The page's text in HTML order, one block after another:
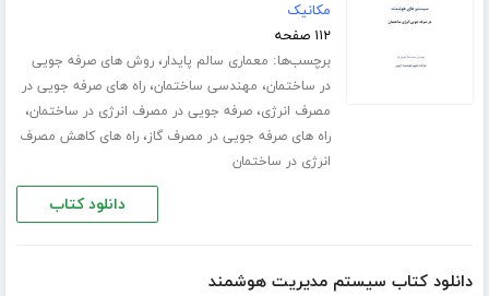
مکانیک
۱۱۲ صفحه
برچسب‌ها: معماری سالم پایدار،روش های صرفه جویی
در ساختمان، مهندسی ساختمان،راه های صرفه جویی در
مصرف انرژی،صرفه جویی در مصرف انرژی در ساختمان،
راه های صرفه جویی در مصرف گاز،راه های کاهش مصرف
انرژی در ساختمان
دانلود کتاب
دانلود کتاب سیستم مدیریت هوشمند